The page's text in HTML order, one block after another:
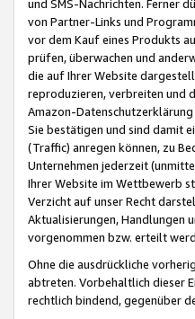
und SMS-Nachrichten. Ferner
von Partner-Links und
vor dem Kauf eines Produkts
prüfen, überwachen und
die auf Ihrer Website
reproduzieren, verbreiten und
Amazon-Datenschutzerklärung
Sie bestätigen und sind damit
(Traffic) anregen können, zu
Unternehmen jederzeit
Ihrer Website im Wettbewerb
Verzicht auf unser Recht
Aktualisierungen, Handlungen
vorgenommen bzw. erteilt
Ohne die ausdrückliche
abtreten. Vorbehaltlich dieser
rechtlich bindend, gegenüber